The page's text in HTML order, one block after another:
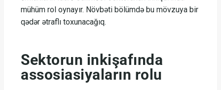
mühüm rol oynayır. Növbəti bölümdə bu mövzuya bir
qədər ətraflı toxunacağıq.
Sektorun inkişafında
assosiasiyaların rolu